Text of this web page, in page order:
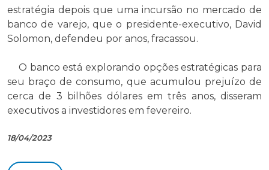
estratégia depois que uma incursão no mercado de
banco de varejo, que o presidente-executivo, David
Solomon, defendeu por anos, fracassou.
O banco está explorando opções estratégicas para
seu braço de consumo, que acumulou prejuízo de
cerca de 3 bilhões dólares em três anos, disseram
executivos a investidores em fevereiro.
18/04/2023